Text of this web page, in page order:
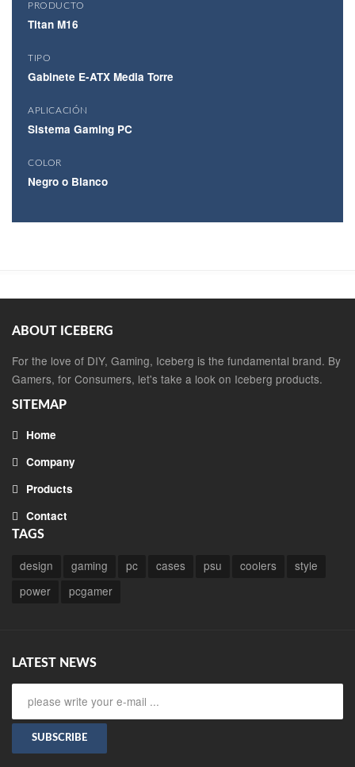
PRODUCTO
Titan M16
TIPO
Gabinete E-ATX Media Torre
APLICACIÓN
Sistema Gaming PC
COLOR
Negro o Blanco
ABOUT ICEBERG
For the love of DIY, Gaming, Iceberg is the fundamental brand. By
Gamers, for Consumers, let's take a look on Iceberg products.
SITEMAP
Home
Company
Products
Contact
TAGS
design gaming pc cases psu coolers
style
power
pcgamer
LATEST NEWS
SUBSCRIBE